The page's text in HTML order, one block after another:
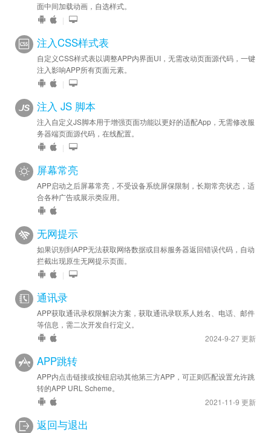
面中间加载动画，自选样式。
|
注入CSS样式表
自定义CSS样式表以调整APP内界面UI，无需改动页面源代码，一键
注入影响APP所有页面元素。
|
注入 JS 脚本
注入自定义JS脚本用于增强页面功能以更好的适配App，无需修改服
务器端页面源代码，在线配置。
|
屏幕常亮
APP启动之后屏幕常亮，不受设备系统屏保限制，长期常亮状态，适
合各种广告或展示类应用。
无网提示
如果识别到APP无法获取网络数据或目标服务器返回错误代码，自动
拦截出现原生无网提示页面。
|
通讯录
APP获取通讯录权限解决方案，获取通讯录联系人姓名、电话、邮件
等信息，需二次开发自行定义。
2024-9-27 更新
APP跳转
APP内点击链接或按钮启动其他第三方APP，可正则匹配设置允许跳
转的APP URL Scheme。
2021-11-9 更新
返回与退出